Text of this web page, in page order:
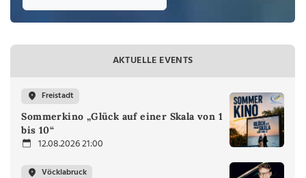
AKTUELLE EVENTS
Freistadt
Sommerkino „Glück auf einer Skala von 1
bis 10“
12.08.2026 21:00
Vöcklabruck